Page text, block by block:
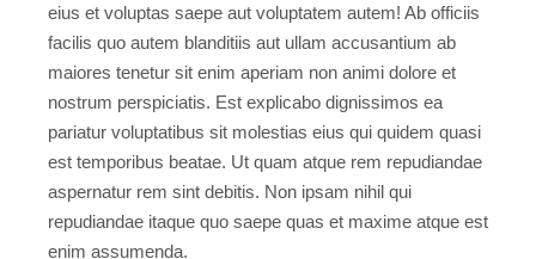
eius et voluptas saepe aut voluptatem autem! Ab officiis
facilis quo autem blanditiis aut ullam accusantium ab
maiores tenetur sit enim aperiam non animi dolore et
nostrum perspiciatis. Est explicabo dignissimos ea
pariatur voluptatibus sit molestias eius qui quidem quasi
est temporibus beatae. Ut quam atque rem repudiandae
aspernatur rem sint debitis. Non ipsam nihil qui
repudiandae itaque quo saepe quas et maxime atque est
enim assumenda.